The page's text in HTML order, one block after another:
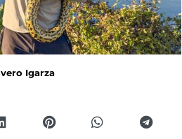
Igarza